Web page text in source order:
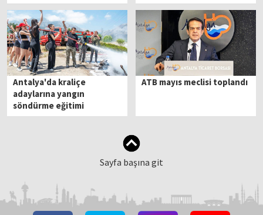
Antalya'da kraliçe
adaylarına yangın
söndürme eğitimi
ATB mayıs meclisi toplandı
Sayfa başına git